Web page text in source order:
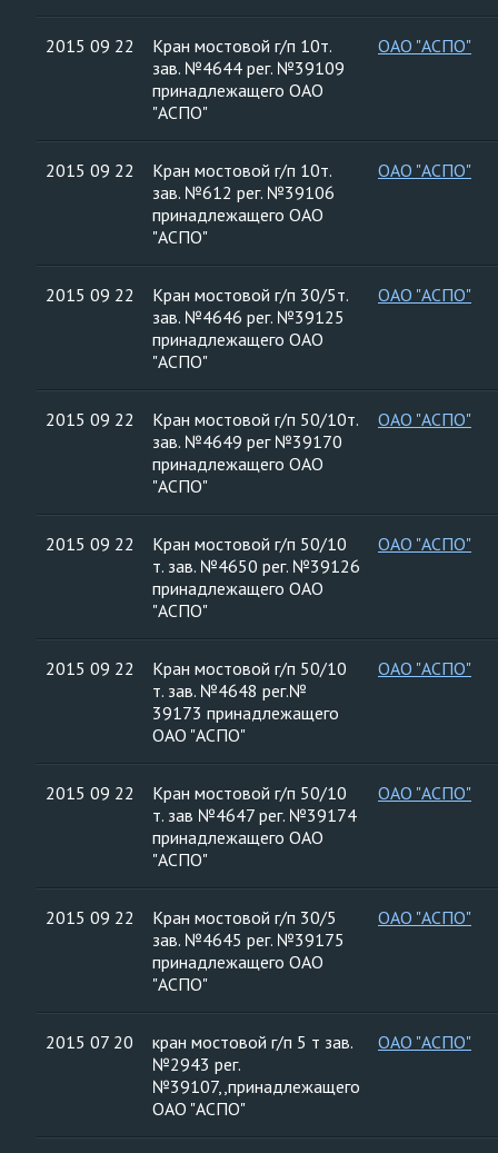
2015 09 22
Кран мостовой г/п 10т.
зав. №4644 рег. №39109
принадлежащего ОАО
"АСПО"
ОАО "АСПО"
2015 09 22
Кран мостовой г/п 10т.
зав. №612 рег. №39106
принадлежащего ОАО
"АСПО"
ОАО "АСПО"
2015 09 22
Кран мостовой г/п 30/5т.
зав. №4646 рег. №39125
принадлежащего ОАО
"АСПО"
ОАО "АСПО"
2015 09 22
Кран мостовой г/п 50/10т.
зав. №4649 рег №39170
принадлежащего ОАО
"АСПО"
ОАО "АСПО"
2015 09 22
Кран мостовой г/п 50/10
т. зав. №4650 рег. №39126
принадлежащего ОАО
"АСПО"
ОАО "АСПО"
2015 09 22
Кран мостовой г/п 50/10
т. зав. №4648 рег.№
39173 принадлежащего
ОАО "АСПО"
ОАО "АСПО"
2015 09 22
Кран мостовой г/п 50/10
т. зав №4647 рег. №39174
принадлежащего ОАО
"АСПО"
ОАО "АСПО"
2015 09 22
Кран мостовой г/п 30/5
зав. №4645 рег. №39175
принадлежащего ОАО
"АСПО"
ОАО "АСПО"
2015 07 20
кран мостовой г/п 5 т зав.
№2943 рег.
№39107,,принадлежащего
ОАО "АСПО"
ОАО "АСПО"